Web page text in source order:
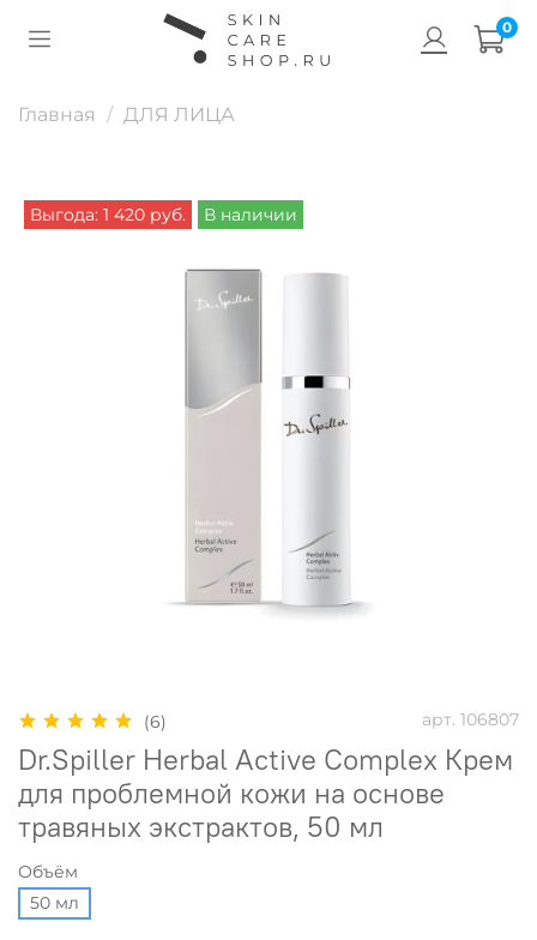
0
Главная ДЛЯ ЛИЦА
Выгода: 1 420 руб. В наличии
(6) арт. 106807
Dr.Spiller Herbal Active Complex Крем
для проблемной кожи на основе
травяных экстрактов, 50 мл
Объём
50 мл